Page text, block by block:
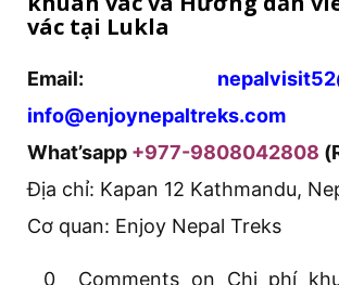
vác tại Lukla
Email:
info@enjoynepaltreks.com
What’sapp +977-9808042808
Địa chỉ: Kapan 12 Kathmandu,
Cơ quan: Enjoy Nepal Treks
0 Comments on Chi phí